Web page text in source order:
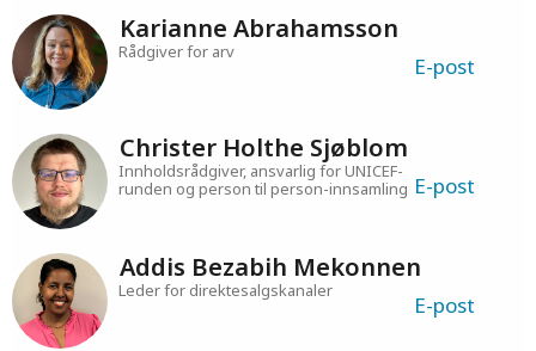
Karianne Abrahamsson
Rådgiver for arv
E-post
Christer Holthe Sjøblom
Innholdsrådgiver, ansvarlig for UNICEF-
runden og person til person-innsamling E-post
Addis Bezabih Mekonnen
Leder for direktesalgskanaler
E-post